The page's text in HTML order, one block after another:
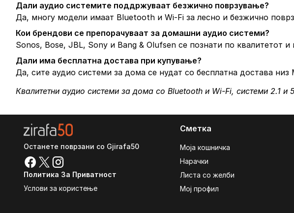
Дали аудио системите поддржуваат безжично поврзување?
Да, многу модели имаат Bluetooth и Wi-Fi за лесно и безжично
Кои брендови се препорачуваат за домашни аудио системи?
Sonos, Bose, JBL, Sony и Bang & Olufsen се познати по квалитетот и
Дали има бесплатна достава при купување?
Да, сите аудио системи за дома се нудат со бесплатна достава низ
Квалитетни аудио системи за дома со Bluetooth и Wi-Fi, системи 2.1 и
Останете поврзани со Gjirafa50
Политика За Приватност
Услови за користење
Сметка
Моја кошничка
Нарачки
Листа со желби
Мој профил